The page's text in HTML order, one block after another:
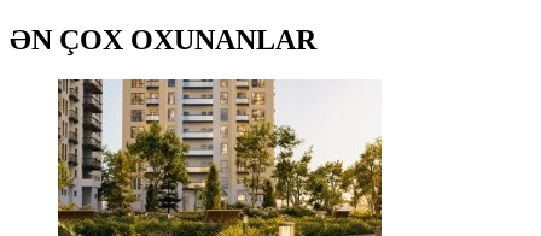
ƏN ÇOX OXUNANLAR